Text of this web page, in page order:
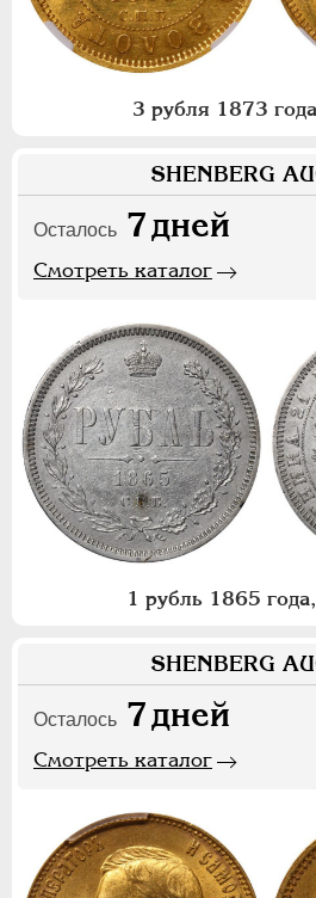
3 рубля 1873
SHENBERG
Осталось 7дней
Смотреть каталог
1 рубль 1865
SHENBERG
Осталось 7дней
Смотреть каталог